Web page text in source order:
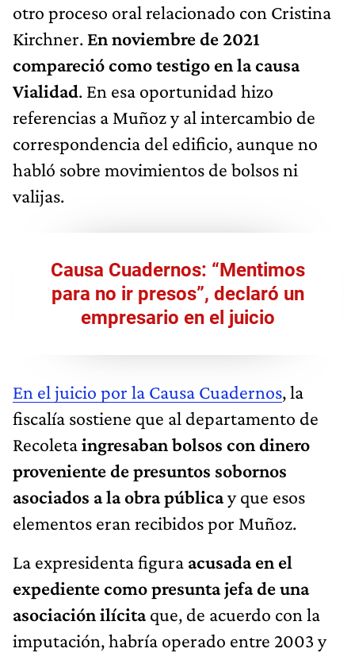
otro proceso oral relacionado con Cristina
Kirchner. En noviembre de 2021
compareció como testigo en la causa
Vialidad. En esa oportunidad hizo
referencias a Muñoz y al intercambio de
correspondencia del edificio, aunque no
habló sobre movimientos de bolsos ni
valijas.
Causa Cuadernos: “Mentimos
para no ir presos”, declaró un
empresario en el juicio
En el juicio por la Causa Cuadernos, la
fiscalía sostiene que al departamento de
Recoletaingresaban bolsos con dinero
proveniente de presuntos sobornos
asociados a la obra públicay que esos
elementos eran recibidos por Muñoz.
La expresidenta figura acusada en el
expediente como presunta jefa de una
asociación ilícitaque, de acuerdo con la
imputación, habría operado entre 2003 y